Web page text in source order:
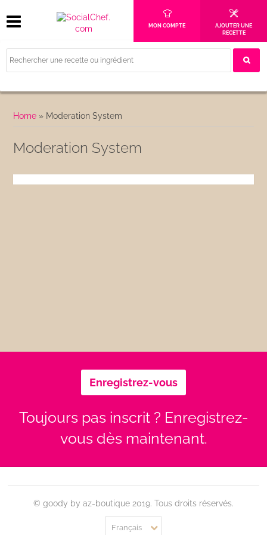
MON COMPTE
AJOUTER UNE
RECETTE
Home » Moderation System
Moderation System
Enregistrez-vous
Toujours pas inscrit ? Enregistrez-
vous dès maintenant.
© goody by az-boutique 2019. Tous droits réservés.
Français